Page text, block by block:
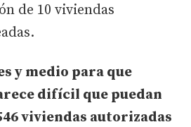
de 10 viviendas
y medio para que
difícil que puedan
viviendas autorizadas